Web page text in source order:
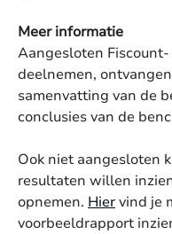
Meer informatie
Aangesloten
deelnemen,
samenvatting van de
conclusies van de
Ook niet aangesloten
resultaten willen
opnemen. Hiervind je
voorbeeldrapport